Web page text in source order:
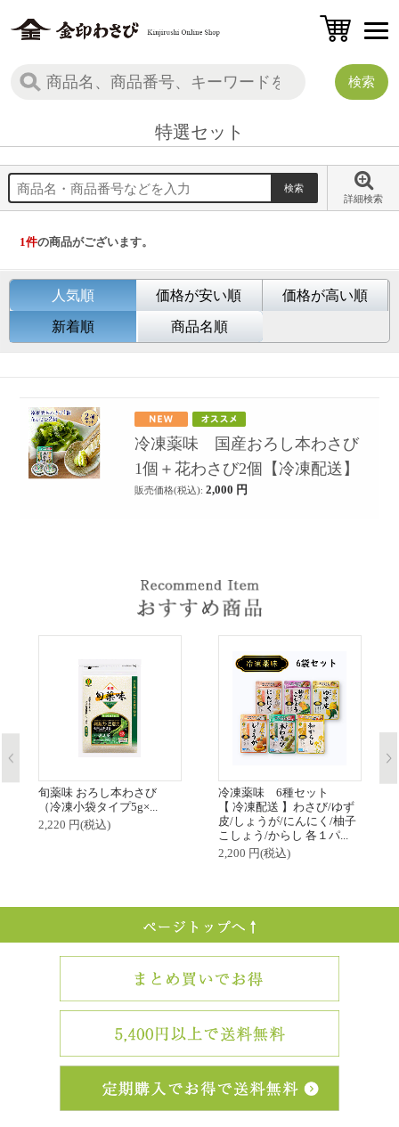
特選セット
詳細検索
1件の商品がございます。
人気順 価格が安い順 価格が高い順
新着順 商品名順
冷凍薬味 国産おろし本わさび
1個＋花わさび2個【冷凍配送】
販売価格(税込): 2,000 円
旬薬味 おろし本わさび
（冷凍小袋タイプ5g×...
2,220 円(税込)
冷凍薬味 6種セット
【 冷凍配送 】わさび/ゆず
皮/しょうが/にんにく/柚子
こしょう/からし 各１パ...
2,200 円(税込)